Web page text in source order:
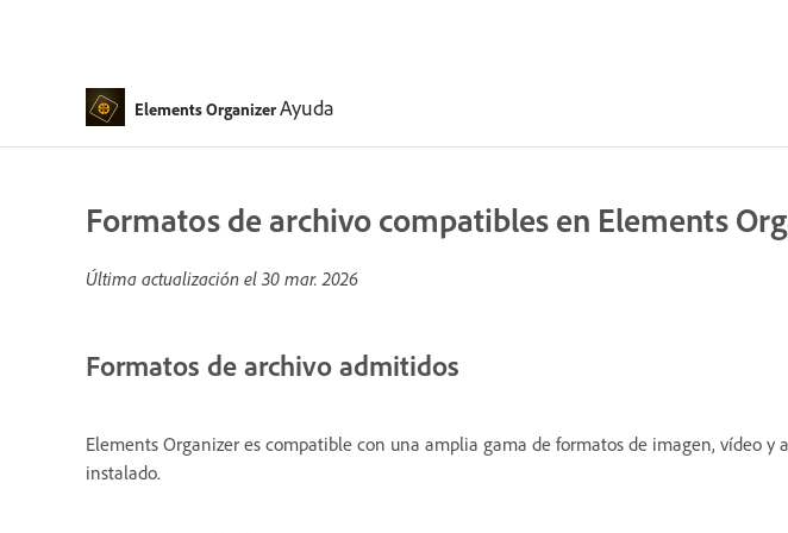
Elements OrganizerAyuda
Formatos de archivo compatibles en Elements
Última actualización el 30 mar. 2026
Formatos de archivo admitidos
Elements Organizer es compatible con una amplia gama de formatos de imagen, vídeo y
instalado.